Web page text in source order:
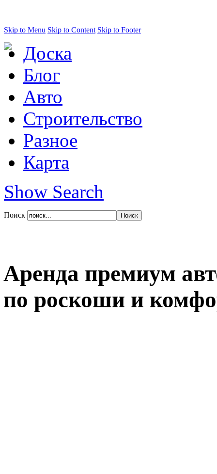
Skip to Menu Skip to Content Skip to Footer
Доска
Блог
Авто
Строительство
Разное
Карта
Show Search
Поиск
Аренда премиум
по роскоши и